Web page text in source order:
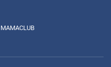
MAMACLUB